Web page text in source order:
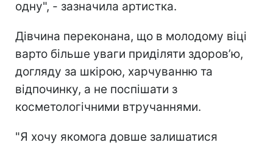
одну", - зазначила артистка.
Дівчина переконана, що в молодому віці
варто більше уваги приділяти здоров’ю,
догляду за шкірою, харчуванню та
відпочинку, а не поспішати з
косметологічними втручаннями.
"Я хочу якомога довше залишатися